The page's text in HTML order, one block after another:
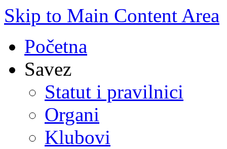
Skip to Main Content Area
Početna
Savez
Statut i pravilnici
Organi
Klubovi